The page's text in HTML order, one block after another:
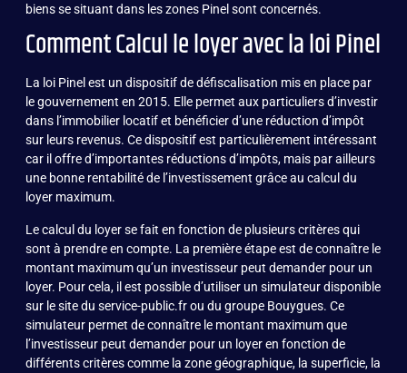
biens se situant dans les zones Pinel sont concernés.
Comment Calcul le loyer avec la loi Pinel
La loi Pinel est un dispositif de défiscalisation mis en place par
le gouvernement en 2015. Elle permet aux particuliers d’investir
dans l’immobilier locatif et bénéficier d’une réduction d’impôt
sur leurs revenus. Ce dispositif est particulièrement intéressant
car il offre d’importantes réductions d’impôts, mais par ailleurs
une bonne rentabilité de l’investissement grâce au calcul du
loyer maximum.
Le calcul du loyer se fait en fonction de plusieurs critères qui
sont à prendre en compte. La première étape est de connaître le
montant maximum qu’un investisseur peut demander pour un
loyer. Pour cela, il est possible d’utiliser un simulateur disponible
sur le site du service-public.fr ou du groupe Bouygues. Ce
simulateur permet de connaître le montant maximum que
l’investisseur peut demander pour un loyer en fonction de
différents critères comme la zone géographique, la superficie, la